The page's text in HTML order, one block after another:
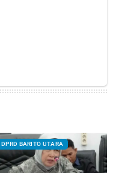
DPRD BARITO UTARA